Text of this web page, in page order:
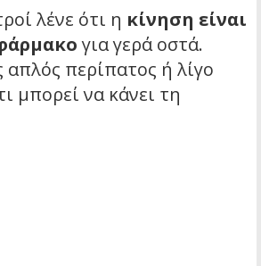
λένε ότι η κίνηση είναι
για γερά οστά.
απλός περίπατος ή λίγο
μπορεί να κάνει τη